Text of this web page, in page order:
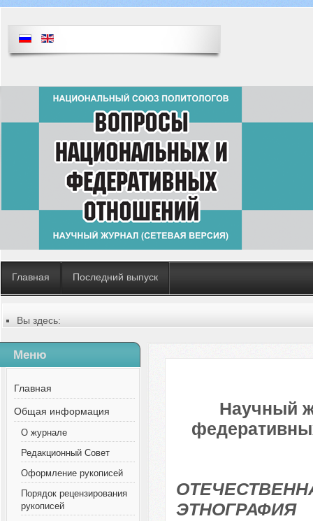
Главная Последний выпуск
Вы здесь:
Содержание выпусков
№ 1 (40), 2018
Русский
Меню
Главная
Общая информация
О журнале
Редакционный Совет
Оформление рукописей
Порядок рецензирования
рукописей
Научный
ЭТНОГРАФИЯ